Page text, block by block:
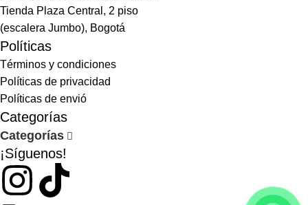
Tienda Plaza Central, 2 piso
(escalera Jumbo), Bogotá
Políticas
Términos y condiciones
Políticas de privacidad
Políticas de envió
Categorías
Categorías
¡Síguenos!